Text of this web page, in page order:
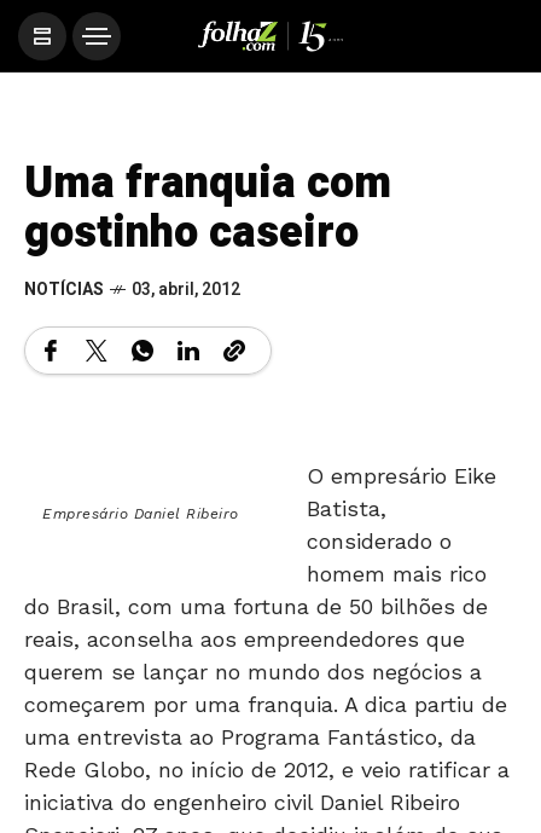
Uma franquia com
gostinho caseiro
NOTÍCIAS 03, abril, 2012
Empresário Daniel Ribeiro
O empresário Eike
Batista,
considerado o
homem mais rico
do Brasil, com uma fortuna de 50 bilhões de
reais, aconselha aos empreendedores que
querem se lançar no mundo dos negócios a
começarem por uma franquia. A dica partiu de
uma entrevista ao Programa Fantástico, da
Rede Globo, no início de 2012, e veio ratificar a
iniciativa do engenheiro civil Daniel Ribeiro